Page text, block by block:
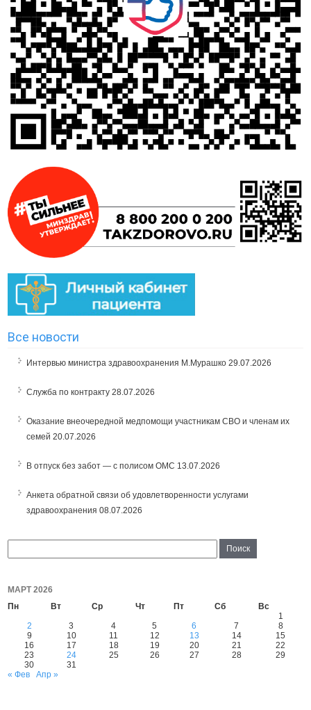
Все новости
Интервью министра здравоохранения М.Мурашко 29.07.2026
Служба по контракту 28.07.2026
Оказание внеочередной медпомощи участникам СВО и членам их
семей 20.07.2026
В отпуск без забот — с полисом ОМС 13.07.2026
Анкета обратной связи об удовлетворенности услугами
здравоохранения 08.07.2026
МАРТ 2026
Пн
Вт Ср Чт Пт Сб
Вс
1
2
3 4 5 6 7
8
9
10 11 12 13 14
15
16
17 18 19 20 21
22
23
24 25 26 27 28
29
30
31
« Фев
Апр »